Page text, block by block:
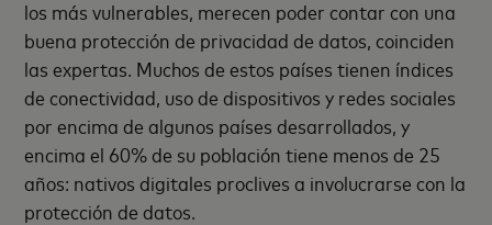
los más vulnerables, merecen poder contar con una
buena protección de privacidad de datos, coinciden
las expertas. Muchos de estos países tienen índices
de conectividad, uso de dispositivos y redes sociales
por encima de algunos países desarrollados, y
encima el 60% de su población tiene menos de 25
años: nativos digitales proclives a involucrarse con la
protección de datos.